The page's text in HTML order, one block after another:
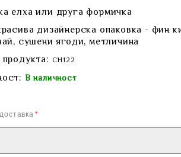
елха или друга формичка
дизайнерска опаковка - фин
сушени ягоди, метличина
CH122
В наличност